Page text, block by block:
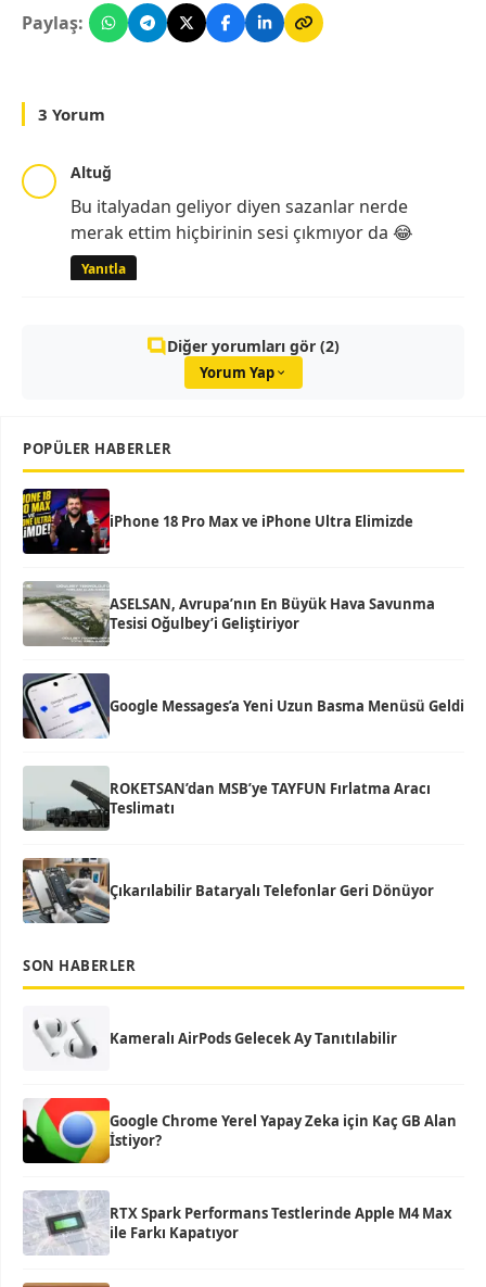
Paylaş:
3 Yorum
Altuğ
Bu italyadan geliyor diyen sazanlar nerde
merak ettim hiçbirinin sesi çıkmıyor da 😂
Yanıtla
Diğer yorumları gör (2)
Yorum Yap
POPÜLER HABERLER
iPhone 18 Pro Max ve iPhone Ultra Elimizde
ASELSAN, Avrupa’nın En Büyük Hava Savunma
Tesisi Oğulbey’i Geliştiriyor
Google Messages’a Yeni Uzun Basma Menüsü Geldi
ROKETSAN’dan MSB’ye TAYFUN Fırlatma Aracı
Teslimatı
Çıkarılabilir Bataryalı Telefonlar Geri Dönüyor
SON HABERLER
Kameralı AirPods Gelecek Ay Tanıtılabilir
Google Chrome Yerel Yapay Zeka için Kaç GB Alan
İstiyor?
RTX Spark Performans Testlerinde Apple M4 Max
ile Farkı Kapatıyor